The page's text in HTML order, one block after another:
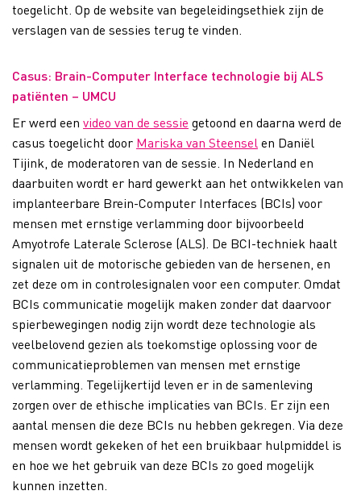
toegelicht. Op de website van begeleidingsethiek zijn de
verslagen van de sessies terug te vinden.
Casus: Brain-Computer Interface technologie bij ALS
patiënten – UMCU
Er werd een video van de sessie getoond en daarna werd de
casus toegelicht door Mariska van Steensel en Daniël
Tijink, de moderatoren van de sessie. In Nederland en
daarbuiten wordt er hard gewerkt aan het ontwikkelen van
implanteerbare Brein-Computer Interfaces (BCIs) voor
mensen met ernstige verlamming door bijvoorbeeld
Amyotrofe Laterale Sclerose (ALS). De BCI-techniek haalt
signalen uit de motorische gebieden van de hersenen, en
zet deze om in controlesignalen voor een computer. Omdat
BCIs communicatie mogelijk maken zonder dat daarvoor
spierbewegingen nodig zijn wordt deze technologie als
veelbelovend gezien als toekomstige oplossing voor de
communicatieproblemen van mensen met ernstige
verlamming. Tegelijkertijd leven er in de samenleving
zorgen over de ethische implicaties van BCIs. Er zijn een
aantal mensen die deze BCIs nu hebben gekregen. Via deze
mensen wordt gekeken of het een bruikbaar hulpmiddel is
en hoe we het gebruik van deze BCIs zo goed mogelijk
kunnen inzetten.